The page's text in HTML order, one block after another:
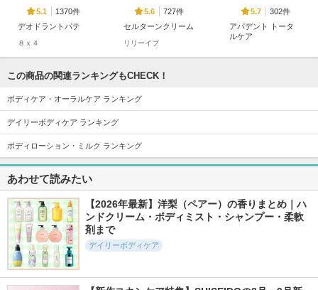
5.1
1370件
デオドラントパテ
８ｘ４
5.6
727件
セルターンクリーム
リリーイブ
5.7
302件
アパデント トータ
ルケア
5.6
403件
ピュオーラ ハミガ
キ
ピュオーラ
HaRENO/ 薬用ハミ
ガキ
miness ボディ用カ
ミソリ
5.5
587件
ルーセントビューテ
柳屋 あんず油
DEOGLA Ora Tech
この商品の関連ランキングもCHECK！
ボディケア・オーラルケア ランキング
デイリーボディケア ランキング
ボディローション・ミルク ランキング
あわせて読みたい
【2026年最新】洋梨（ペアー）の香りまとめ｜ハ
ンドクリーム・ボディミスト・シャンプー・柔軟
剤まで
デイリーボディケア